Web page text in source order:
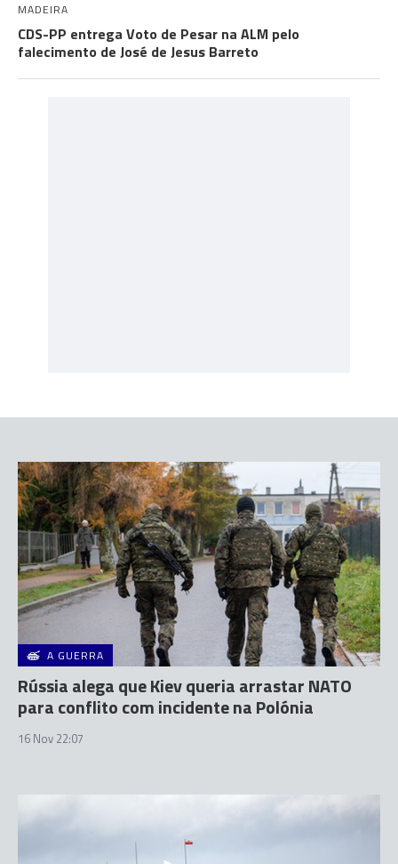
MADEIRA
CDS-PP entrega Voto de Pesar na ALM pelo
falecimento de José de Jesus Barreto
A GUERRA
Rússia alega que Kiev queria arrastar NATO
para conflito com incidente na Polónia
16 Nov 22:07